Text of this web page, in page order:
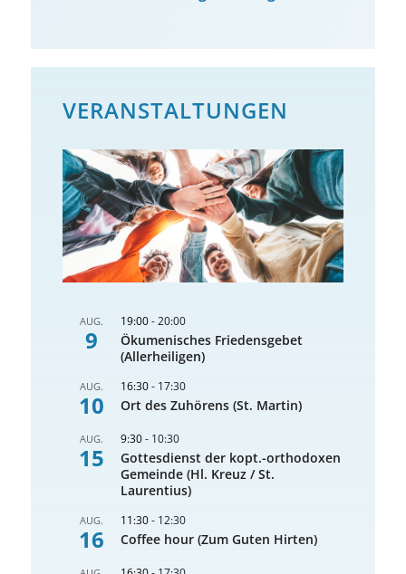
VERANSTALTUNGEN
AUG.
9
19:00-20:00
Ökumenisches Friedensgebet
(Allerheiligen)
AUG.
10
16:30- 17:30
Ort des Zuhörens (St. Martin)
AUG.
15
9:30- 10:30
Gottesdienst der kopt.-orthodoxen
Gemeinde (Hl. Kreuz / St.
Laurentius)
AUG.
16
11:30- 12:30
Coffee hour (Zum Guten Hirten)